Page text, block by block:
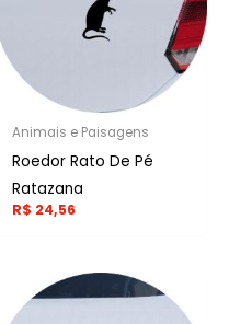
Animais e Paisagens
Roedor Rato De Pé
Ratazana
R$ 24,56